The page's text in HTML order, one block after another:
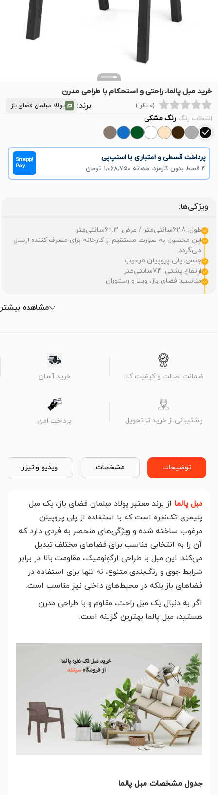
خرید مبل پالما، راحتی و استحکام با طراحی مدرن
(0 نظر ) برند: پولاد مبلمان فضای باز
انتخاب رنگ:رنگ مشکی
پرداخت قسطی و اعتباری با اسنپ‌پی
۴ قسط بدون کارمزد، ماهانه ۱٬۰۶۸٬۷۵۰ تومان
Snapp!
Pay
ویژگی‌ها:
طول: 62.8سانتی‌متر / عرض: 62.3سانتی‌متر
این محصول به صورت مستقیم از کارخانه‌ برای مصرف کننده ارسال
می‌گردد.
جنس: پلی پروپیلن مرغوب
ارتفاع پشتی: 74سانتی‌متر
مناسب: فضای باز، ویلا و رستوران
مشاهده بیشتر
ضمانت اصالت و کیفیت کالا خرید آسان
پشتیبانی از خرید تا تحویل پرداخت امن
توضیحات مشخصات ویدیو و تیزر
مبل پالما از برند معتبر پولاد مبلمان فضای باز، یک مبل
پلیمری تک‌نفره است که با استفاده از پلی پروپیلن
مرغوب ساخته شده و ویژگی‌های منحصر به فردی دارد که
آن را به انتخابی مناسب برای فضاهای مختلف تبدیل
می‌کند. این مبل با طراحی ارگونومیک، مقاومت بالا در برابر
شرایط جوی و رنگ‌بندی متنوع، نه تنها برای استفاده در
فضاهای باز بلکه در محیط‌های داخلی نیز مناسب است.
اگر به دنبال یک مبل راحت، مقاوم و با طراحی مدرن
هستید، مبل پالما بهترین گزینه است.
جدول مشخصات مبل پالما